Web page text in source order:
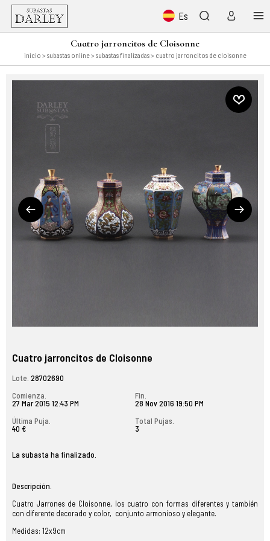
Es
Cuatro jarroncitos de Cloisonne
inicio > subastas online> subastas finalizadas> cuatro jarroncitos de cloisonne
Cuatro jarroncitos de Cloisonne
Lote. 28702690
Comienza.
27 Mar 2015 12:43 PM
Fin.
28 Nov 2016 19:50 PM
Última Puja.
40 €
Total Pujas.
3
La subasta ha finalizado.
Descripción.
Cuatro Jarrones de Cloisonne, los cuatro con formas diferentes y también
con diferente decorado y color, conjunto armonioso y elegante.
Medidas: 12x9cm